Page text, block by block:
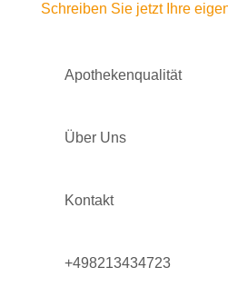
Schreiben Sie jetzt Ihre
Apothekenqualität
Über Uns
Kontakt
+498213434723